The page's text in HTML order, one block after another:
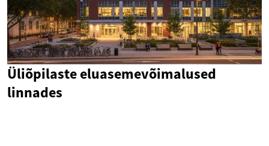
Üliõpilaste eluasemevõimalused
linnades